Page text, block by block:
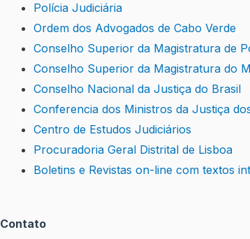
Polícia Judiciária
Ordem dos Advogados de Cabo Verde
Conselho Superior da Magistratura de
Conselho Superior da Magistratura do
Conselho Nacional da Justiça do Brasil
Conferencia dos Ministros da Justiça
Centro de Estudos Judiciários
Procuradoria Geral Distrital de Lisboa
Boletins e Revistas on-line com textos
Contato